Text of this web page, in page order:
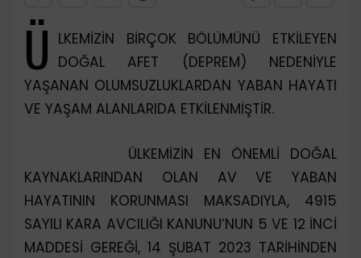
Ü LKEMİZİN BİRÇOK BÖLÜMÜNÜ ETKİLEYEN
DOĞAL AFET (DEPREM) NEDENİYLE
YAŞANAN OLUMSUZLUKLARDAN YABAN HAYATI
VE YAŞAM ALANLARIDA ETKİLENMİŞTİR.
ÜLKEMİZİN EN ÖNEMLİ DOĞAL
KAYNAKLARINDAN OLAN AV VE YABAN
HAYATININ KORUNMASI MAKSADIYLA, 4915
SAYILI KARA AVCILIĞI KANUNU’NUN 5 VE 12 İNCİ
MADDESİ GEREĞİ, 14 ŞUBAT 2023 TARİHİNDEN